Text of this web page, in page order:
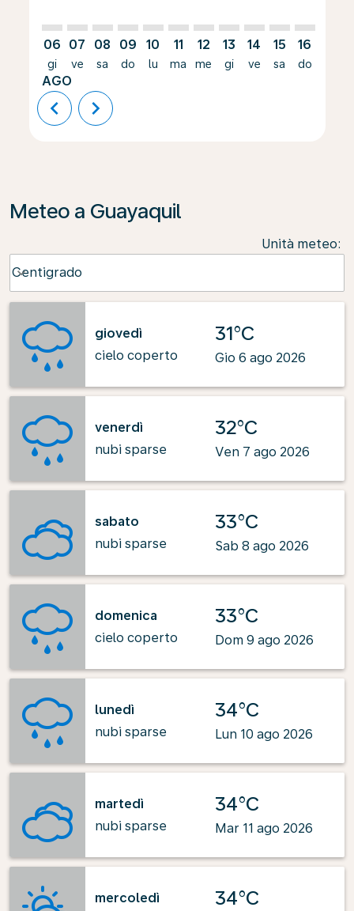
06
gi
AGO
07
ve
08
sa
09
do
10
lu
11
ma
12
me
13
gi
14
ve
15
sa
16
do
chevron_left chevron_right
Meteo a Guayaquil
Unità meteo:
Centigrado
keyboard_arrow_down
giovedì
cielo coperto
31°C
Gio 6 ago 2026
venerdì
nubi sparse
32°C
Ven 7 ago 2026
sabato
nubi sparse
33°C
Sab 8 ago 2026
domenica
cielo coperto
33°C
Dom 9 ago 2026
lunedì
nubi sparse
34°C
Lun 10 ago 2026
martedì
nubi sparse
34°C
Mar 11 ago 2026
mercoledì
34°C